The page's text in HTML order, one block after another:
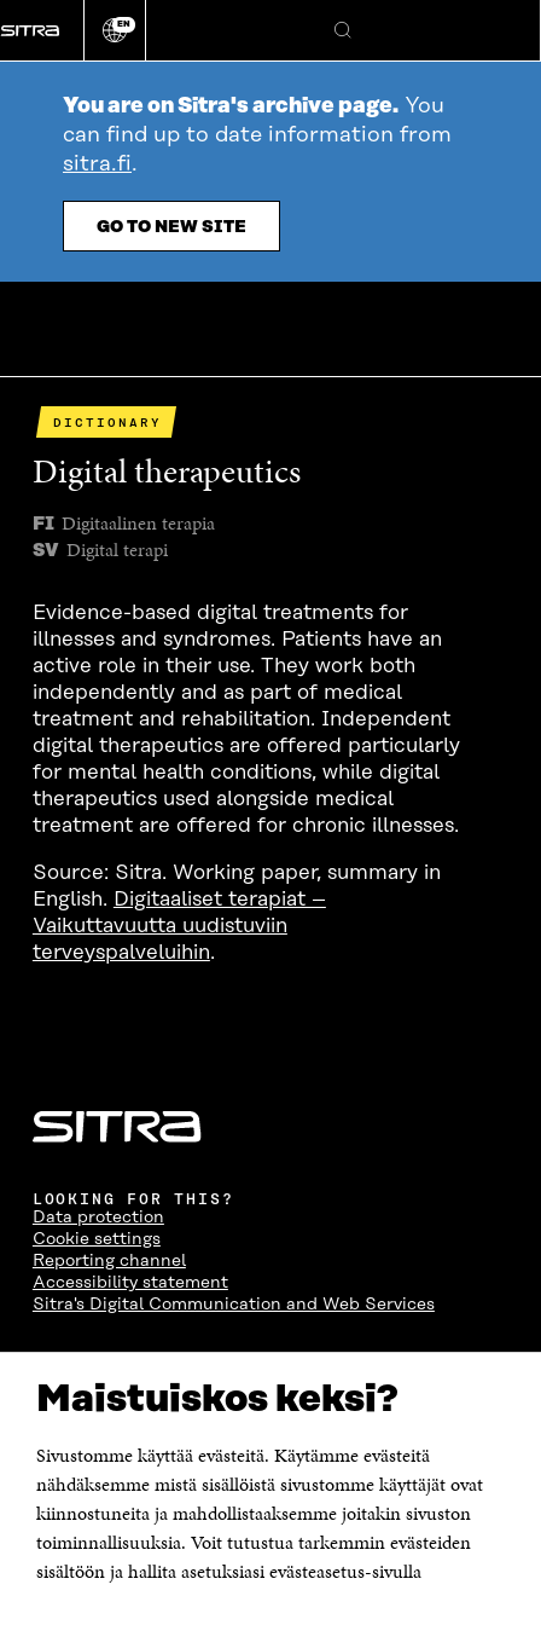
Maistuiskos keksi?
Sivustomme käyttää evästeitä. Käytämme evästeitä
nähdäksemme mistä sisällöistä sivustomme käyttäjät ovat
kiinnostuneita ja mahdollistaaksemme joitakin sivuston
toiminnallisuuksia. Voit tutustua tarkemmin evästeiden
sisältöön ja hallita asetuksiasi evästeasetus-sivulla
directly
to
Change
EN
Search
You are on Sitra's archive page. You
can find up to date information from
sitra.fi.
GO TO NEW SITE
DICTIONARY
Digital therapeutics
FI Digitaalinen terapia
SV Digital terapi
Evidence-based digital treatments for
illnesses and syndromes. Patients have an
active role in their use. They work both
independently and as part of medical
treatment and rehabilitation. Independent
digital therapeutics are offered particularly
for mental health conditions, while digital
therapeutics used alongside medical
treatment are offered for chronic illnesses.
Source: Sitra. Working paper, summary in
English. Digitaaliset terapiat –
Vaikuttavuutta uudistuviin
terveyspalveluihin.
LOOKING FOR THIS?
Data protection
Cookie settings
Reporting channel
Accessibility statement
Sitra's Digital Communication and Web Services
The Finnish Innovation Fund Sitra
Itämerenkatu 11-13, PO Box 160,
Telephone +358 294 618 991
Telefax +358 9 645 072
Email firstname.lastname@sitra.fi sitra@sitra.fi
How to get to Sitra?
Business ID 0202132-3